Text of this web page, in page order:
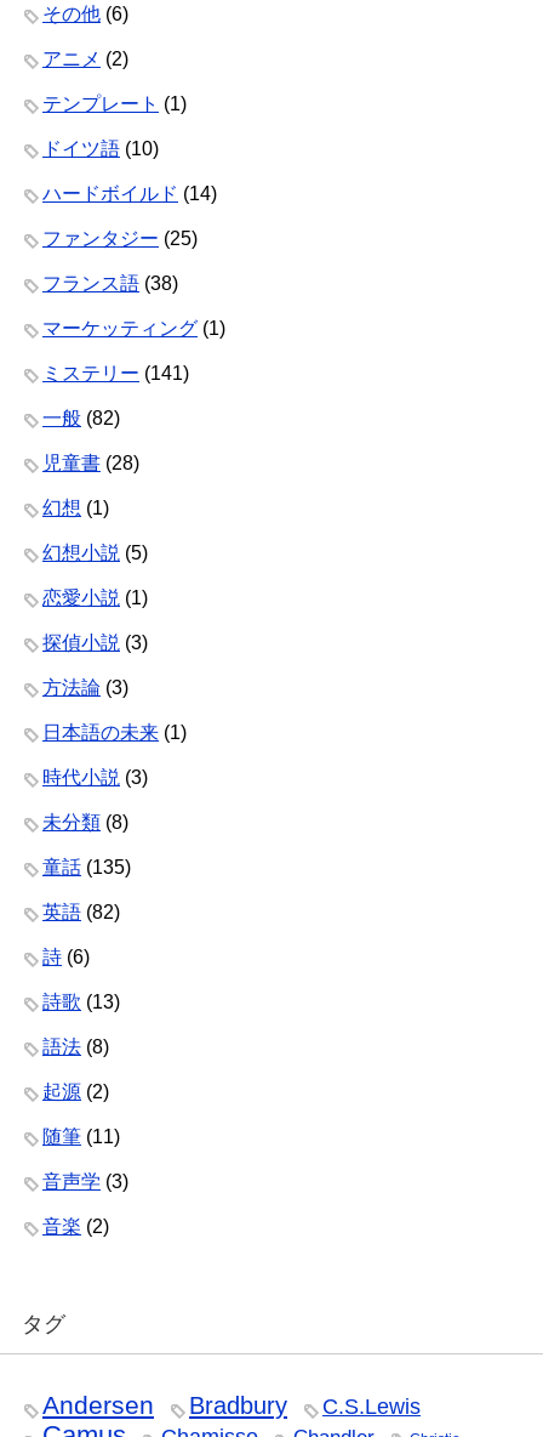
その他 (6)
アニメ (2)
テンプレート (1)
ドイツ語 (10)
ハードボイルド (14)
ファンタジー (25)
フランス語 (38)
マーケッティング (1)
ミステリー (141)
一般 (82)
児童書 (28)
幻想 (1)
幻想小説 (5)
恋愛小説 (1)
探偵小説 (3)
方法論 (3)
日本語の未来 (1)
時代小説 (3)
未分類 (8)
童話 (135)
英語 (82)
詩 (6)
詩歌 (13)
語法 (8)
起源 (2)
随筆 (11)
音声学 (3)
音楽 (2)
タグ
Andersen Bradbury C.S.Lewis